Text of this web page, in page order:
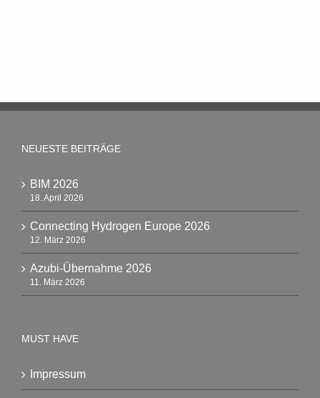
NEUESTE BEITRÄGE
BIM 2026
18. April 2026
Connecting Hydrogen Europe 2026
12. März 2026
Azubi-Übernahme 2026
11. März 2026
MUST HAVE
Impressum